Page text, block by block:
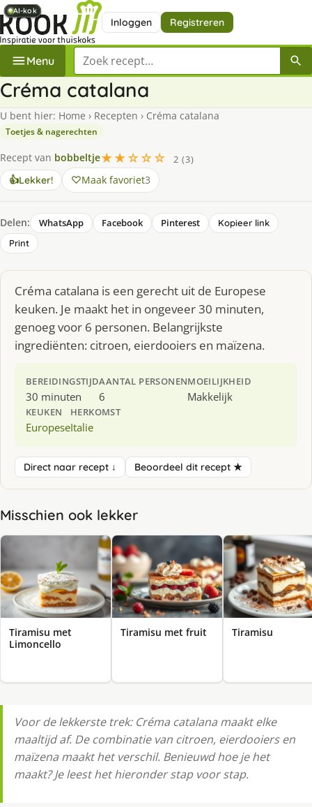
Inloggen Registreren
Menu Zoek een recept
Créma catalana
U bent hier: Home › Recepten › Créma catalana
Toetjes & nagerechten
Recept van bobbeltje★★☆☆☆
2 (3)
👍Lekker! Maak favoriet3
Delen: WhatsApp Facebook Pinterest
Kopieer link
Print
Créma catalana is een gerecht uit de Europese
keuken. Je maakt het in ongeveer 30 minuten,
genoeg voor 6 personen. Belangrijkste
ingrediënten: citroen, eierdooiers en maïzena.
BEREIDINGSTIJD
30 minuten
AANTAL PERSONEN
6
MOEILIJKHEID
Makkelijk
KEUKEN
Europese
HERKOMST
Italie
Direct naar recept ↓ Beoordeel dit recept ★
Misschien ook lekker
AI-kok
Tiramisu met
Limoncello
AI-kok
Tiramisu met fruit
AI-kok
Tiramisu
AI-kok
AI-kok
AI-kok
Voor de lekkerste trek: Créma catalana maakt elke
maaltijd af. De combinatie van citroen, eierdooiers en
maïzena maakt het verschil. Benieuwd hoe je het
maakt? Je leest het hieronder stap voor stap.